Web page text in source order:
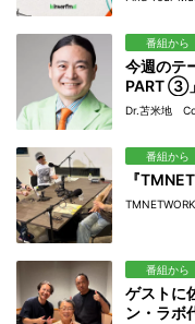
番組から
今週のテ
PART ③」
Dr.苫米地
番組から
『
番組から
ゲストに
ン・ラボ